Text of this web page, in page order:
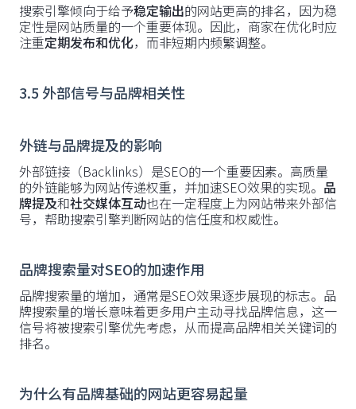
搜索引擎倾向于给予稳定输出的网站更高的排名，因为稳
定性是网站质量的一个重要体现。因此，商家在优化时应
注重定期发布和优化，而非短期内频繁调整。
3.5 外部信号与品牌相关性
外链与品牌提及的影响
外部链接（Backlinks）是SEO的一个重要因素。高质量
的外链能够为网站传递权重，并加速SEO效果的实现。 品
牌提及和社交媒体互动也在一定程度上为网站带来外部信
号，帮助搜索引擎判断网站的信任度和权威性。
品牌搜索量对SEO的加速作用
品牌搜索量的增加，通常是SEO效果逐步展现的标志。品
牌搜索量的增长意味着更多用户主动寻找品牌信息，这一
信号将被搜索引擎优先考虑，从而提高品牌相关关键词的
排名。
为什么有品牌基础的网站更容易起量